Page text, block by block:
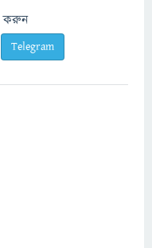
করুন
Telegram